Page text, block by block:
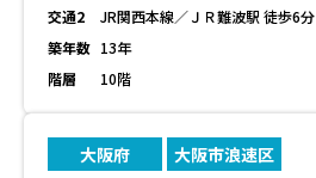
交通2
JR関西本線／ＪＲ難波駅 徒歩6分
築年数 13年
階層
10階
大阪府 大阪市浪速区